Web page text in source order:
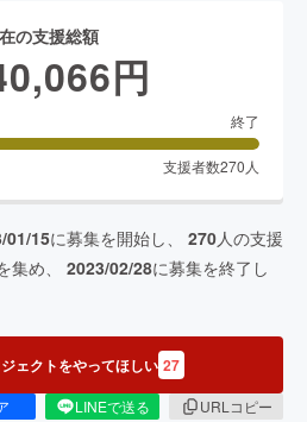
の支援総額
円
終了
支援者数270 人
01/15に募集を開始し、 270人の支援
集め、 2023/02/28に募集を終了し
ェクトをやってほしい 27
LINEで送る
URLコピー